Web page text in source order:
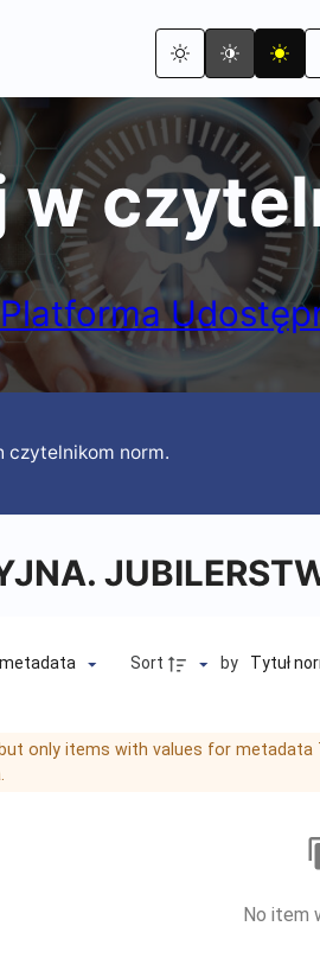
w
czytelnikom norm.
Sort by Tytuł
only items with values for metadata
No item